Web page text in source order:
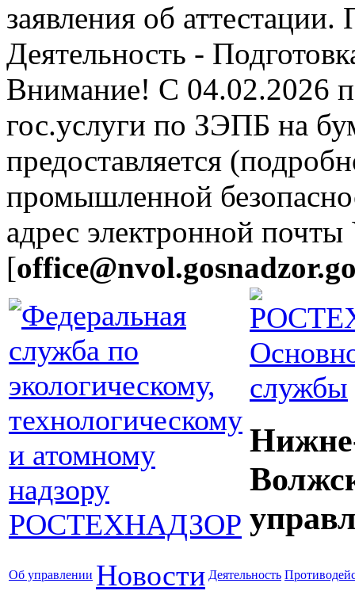
заявления об
Деятельность -
Внимание! С 04.02.2026
гос.услуги по ЗЭПБ на
предоставляется
промышленной
адрес электронной
[
службы
Об управлении Новости Деятельность